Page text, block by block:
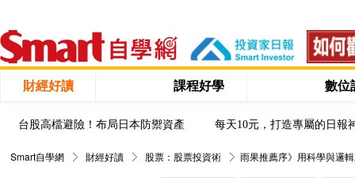
財經好讀 課程好學 數位
台股高檔避險！布局日本防禦資產 每天10元，打造專屬的日報
Smart自學網 財經好讀 股票：股票投資術 雨果推薦序》用科學與邏